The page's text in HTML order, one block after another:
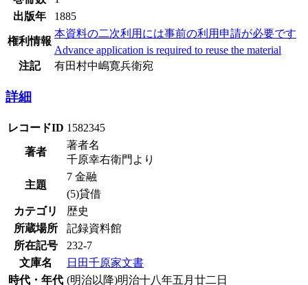
出版年
1885
権利情報
本資料の二次利用には事前の利用申請が必要です
Advance application is required to reuse the material
注記
有田村中嶋寛兵衛宛
詳細
レコードID 1582345
著者
著者名
千原幸右衛門より
主題
7 金融
(5)貸借
カテゴリ
歴史
所蔵場所
記録資料館
所在記号
232-7
文庫名
日田千原家文書
時代・年代 (明治以降)明治十八年五月廿二日